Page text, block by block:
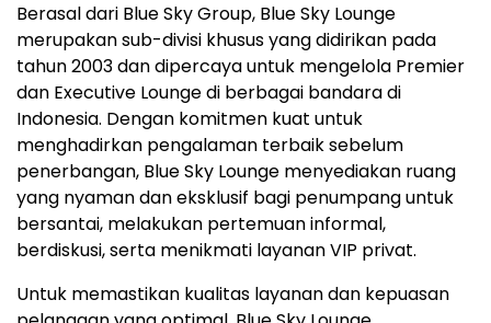
Berasal dari Blue Sky Group, Blue Sky Lounge
merupakan sub-divisi khusus yang didirikan pada
tahun 2003 dan dipercaya untuk mengelola Premier
dan Executive Lounge di berbagai bandara di
Indonesia. Dengan komitmen kuat untuk
menghadirkan pengalaman terbaik sebelum
penerbangan, Blue Sky Lounge menyediakan ruang
yang nyaman dan eksklusif bagi penumpang untuk
bersantai, melakukan pertemuan informal,
berdiskusi, serta menikmati layanan VIP privat.
Untuk memastikan kualitas layanan dan kepuasan